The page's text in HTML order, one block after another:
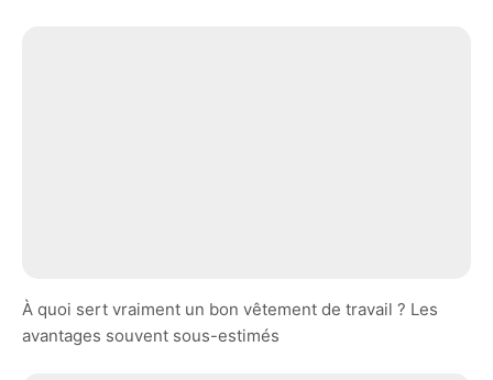
À quoi sert vraiment un bon vêtement de travail ? Les
avantages souvent sous-estimés